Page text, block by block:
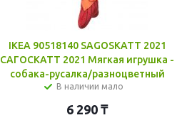
IKEA 90518140 SAGOSKATT 2021
САГОСКАТТ 2021 Мягкая игрушка -
собака-русалка/разноцветный
В наличии мало
6 290 ₸